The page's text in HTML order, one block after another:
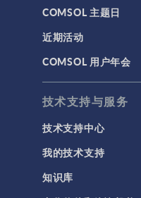
安装与许可证管理
建模工具和定义
材料
物理场接口
用户界面
研究与求解器
简介
结果与可视化
COMSOL 主题日
近期活动
COMSOL 用户年会
技术支持与服务
技术支持中心
我的技术支持
知识库